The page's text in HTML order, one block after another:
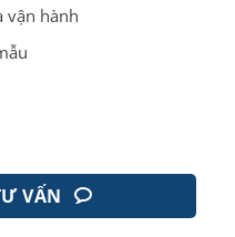
vận hành
0.0000145 psi
rò rỉ: SCC/M, SCC/S
VẤN